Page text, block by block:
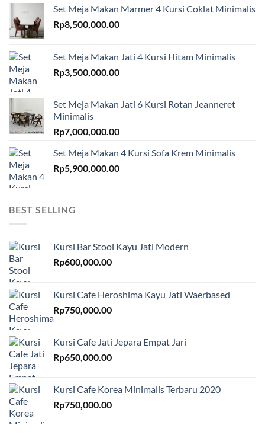
Set Meja Makan Marmer 4 Kursi Coklat Minimalis
Rp8,500,000.00
Set Meja Makan Jati 4 Kursi Hitam Minimalis
Rp3,500,000.00
Set Meja Makan Jati 6 Kursi Rotan Jeanneret
Minimalis
Rp7,000,000.00
Set Meja Makan 4 Kursi Sofa Krem Minimalis
Rp5,900,000.00
BEST SELLING
Kursi Bar Stool Kayu Jati Modern
Rp600,000.00
Kursi Cafe Heroshima Kayu Jati Waerbased
Rp750,000.00
Kursi Cafe Jati Jepara Empat Jari
Rp650,000.00
Kursi Cafe Korea Minimalis Terbaru 2020
Rp750,000.00